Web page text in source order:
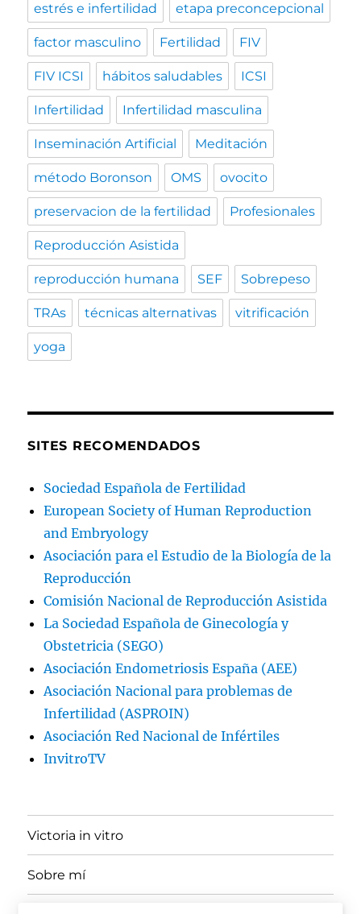
estrés e infertilidad etapa preconcepcional
factor masculino Fertilidad FIV
FIV ICSI hábitos saludables ICSI
Infertilidad Infertilidad masculina
Inseminación Artificial Meditación
método Boronson OMS ovocito
preservacion de la fertilidad Profesionales
Reproducción Asistida
reproducción humana SEF Sobrepeso
TRAs técnicas alternativas vitrificación
yoga
SITES RECOMENDADOS
Sociedad Española de Fertilidad
European Society of Human Reproduction
and Embryology
Asociación para el Estudio de la Biología de la
Reproducción
Comisión Nacional de Reproducción Asistida
La Sociedad Española de Ginecología y
Obstetricia (SEGO)
Asociación Endometriosis España (AEE)
Asociación Nacional para problemas de
Infertilidad (ASPROIN)
Asociación Red Nacional de Infértiles
InvitroTV
Victoria in vitro
Sobre mí